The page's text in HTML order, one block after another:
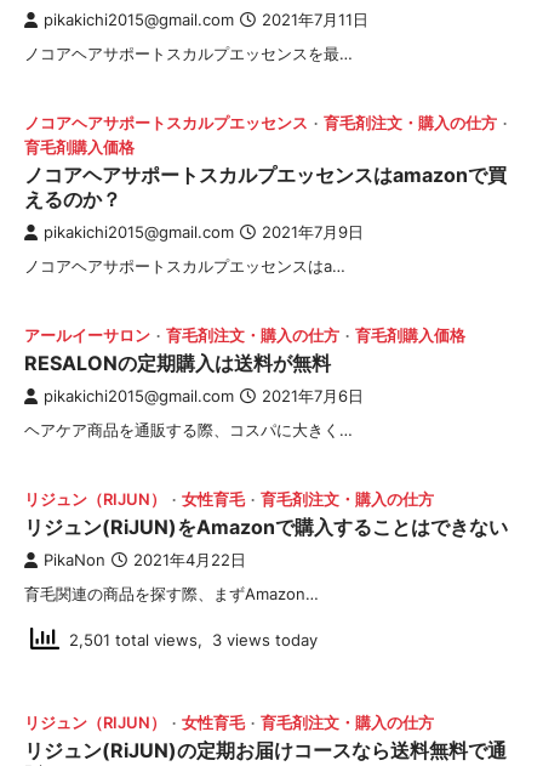
pikakichi2015@gmail.com 2021年7月11日
ノコアヘアサポートスカルプエッセンスを最…
ノコアヘアサポートスカルプエッセンス
育毛剤注文・購入の仕方
育毛剤購入価格
ノコアヘアサポートスカルプエッセンスはamazonで買
えるのか？
pikakichi2015@gmail.com 2021年7月9日
ノコアヘアサポートスカルプエッセンスはa…
アールイーサロン 育毛剤注文・購入の仕方 育毛剤購入価格
RESALONの定期購入は送料が無料
pikakichi2015@gmail.com 2021年7月6日
ヘアケア商品を通販する際、コスパに大きく…
リジュン（RIJUN） 女性育毛 育毛剤注文・購入の仕方
リジュン(RiJUN)をAmazonで購入することはできない
PikaNon 2021年4月22日
育毛関連の商品を探す際、まずAmazon…
2,501 total views, 3 views today
リジュン（RIJUN） 女性育毛 育毛剤注文・購入の仕方
リジュン(RiJUN)の定期お届けコースなら送料無料で通